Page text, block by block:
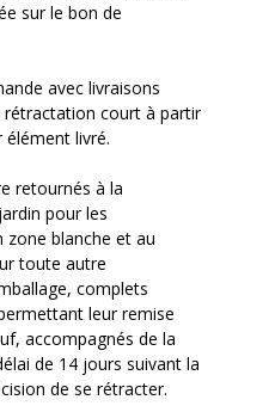
sur le bon de
avec livraisons
rétractation court à partir
élément livré.
retournés à la
pour les
zone blanche et au
toute autre
complets
leur remise
accompagnés de la
de 14 jours suivant la
de se rétracter.